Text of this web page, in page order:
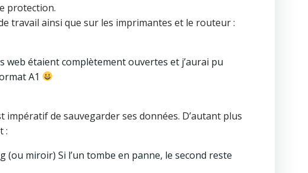
protection.
travail ainsi que sur les imprimantes et le routeur :
étaient complètement ouvertes et j’aurai pu
A1
de sauvegarder ses données. D’autant plus
:
miroir) Si l’un tombe en panne, le second reste